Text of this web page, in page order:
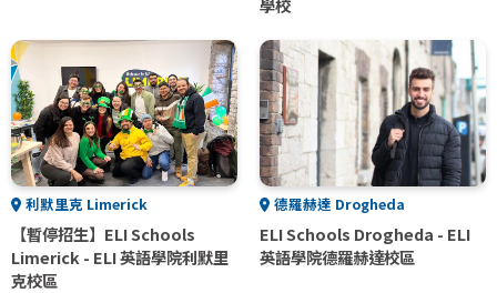
利默里克 Limerick
【暫停招生】ELI Schools
Limerick - ELI 英語學院利默里
克校區
德羅赫達 Drogheda
ELI Schools Drogheda - ELI
英語學院德羅赫達校區